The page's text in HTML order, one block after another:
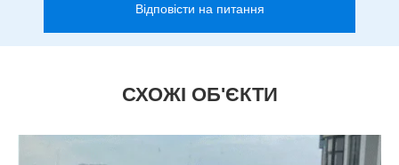
Відповісти на питання
СХОЖІ ОБ'ЄКТИ